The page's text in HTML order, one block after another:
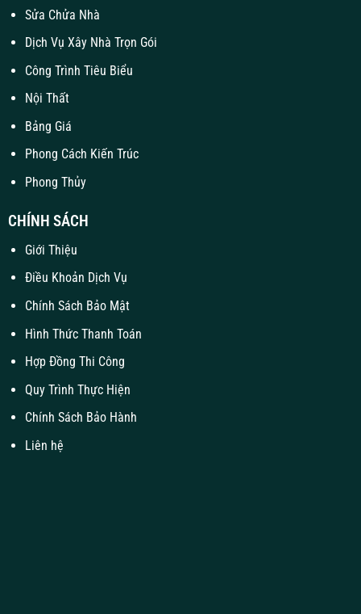
Sửa Chửa Nhà
Dịch Vụ Xây Nhà Trọn Gói
Công Trình Tiêu Biểu
Nội Thất
Bảng Giá
Phong Cách Kiến Trúc
Phong Thủy
CHÍNH SÁCH
Giới Thiệu
Điều Khoản Dịch Vụ
Chính Sách Bảo Mật
Hình Thức Thanh Toán
Hợp Đồng Thi Công
Quy Trình Thực Hiện
Chính Sách Bảo Hành
Liên hệ